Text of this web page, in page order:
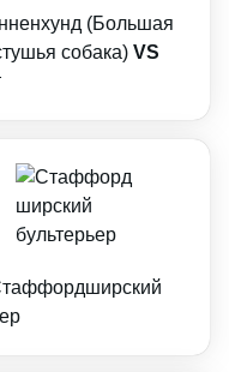
(Большая
собака) VS